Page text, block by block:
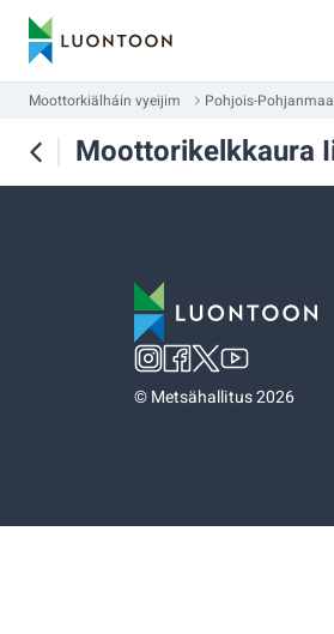
Moottorkiälháin vyeijim Pohjois-Pohjanmaa
Moottorikelkkaura
©Metsähallitus 2026